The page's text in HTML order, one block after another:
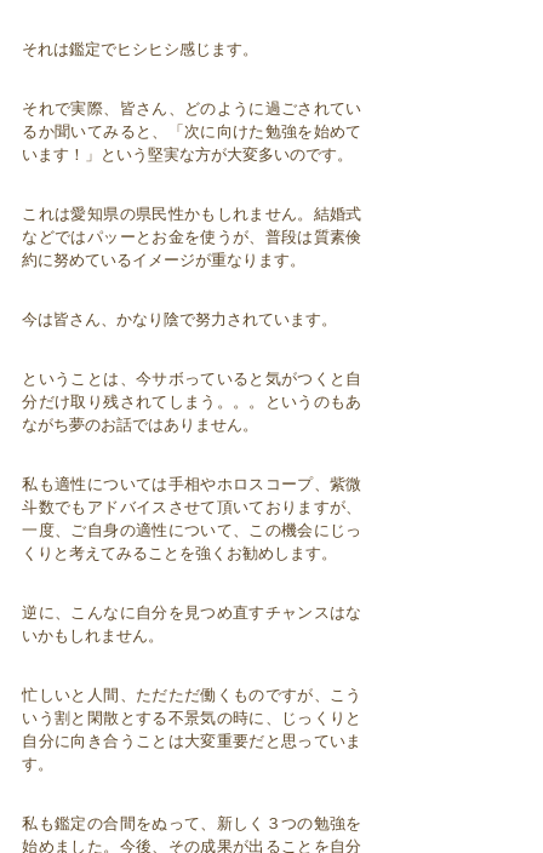
それは鑑定でヒシヒシ感じます。
それで実際、皆さん、どのように過ごされてい
るか聞いてみると、「次に向けた勉強を始めて
います！」という堅実な方が大変多いのです。
これは愛知県の県民性かもしれません。結婚式
などではパッーとお金を使うが、普段は質素倹
約に努めているイメージが重なります。
今は皆さん、かなり陰で努力されています。
ということは、今サボっていると気がつくと自
分だけ取り残されてしまう。。。というのもあ
ながち夢のお話ではありません。
私も適性については手相やホロスコープ、紫微
斗数でもアドバイスさせて頂いておりますが、
一度、ご自身の適性について、この機会にじっ
くりと考えてみることを強くお勧めします。
逆に、こんなに自分を見つめ直すチャンスはな
いかもしれません。
忙しいと人間、ただただ働くものですが、こう
いう割と閑散とする不景気の時に、じっくりと
自分に向き合うことは大変重要だと思っていま
す。
私も鑑定の合間をぬって、新しく３つの勉強を
始めました。今後、その成果が出ることを自分